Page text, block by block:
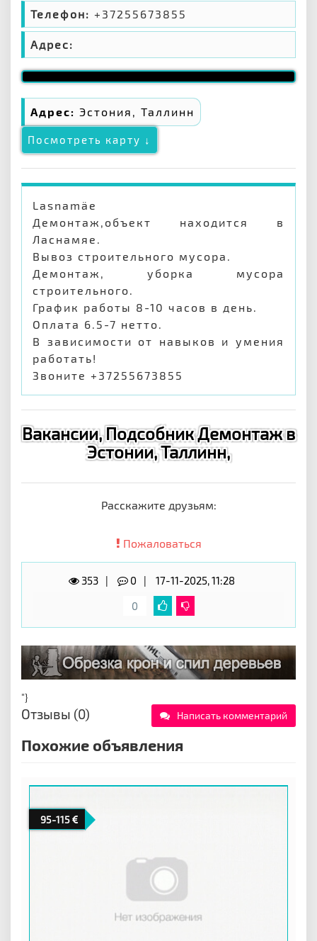
Телефон: +37255673855
Адрес:
Адрес: Эстония, Таллинн
Посмотреть карту ↓
Lasnamäe
Демонтаж,объект находится в
Ласнамяе.
Вывоз строительного мусора.
Демонтаж, уборка мусора
строительного.
График работы 8-10 часов в день.
Оплата 6.5-7 нетто.
В зависимости от навыков и умения
работать!
Звоните +37255673855
Вакансии, Подсобник Демонтаж в
Эстонии, Таллинн,
Расскажите друзьям:
Пожаловаться
353 0
17-11-2025, 11:28
0
"}
Отзывы (0) Написать комментарий
Похожие объявления
95-115